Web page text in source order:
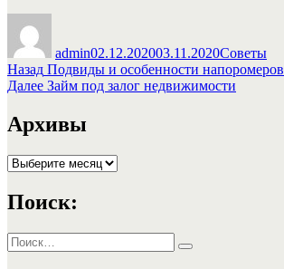
admin02.12.202003.11.2020Советы
Навигация
по
записям
Назад Предыдущая
запись:
Подвиды и особенности напоромеров
Далее Следующая
Займ под залог недвижимости
Архивы
Архивы
Поиск:
Искать:
Поиск